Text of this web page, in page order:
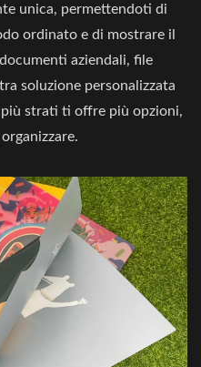
unica, permettendoti di
ordinato e di mostrare il
aziendali, file
soluzione personalizzata
strati ti offre più opzioni,